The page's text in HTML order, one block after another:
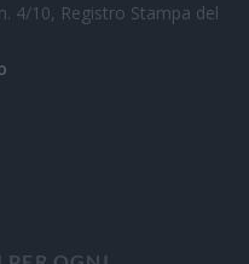
4/10, Registro Stampa del